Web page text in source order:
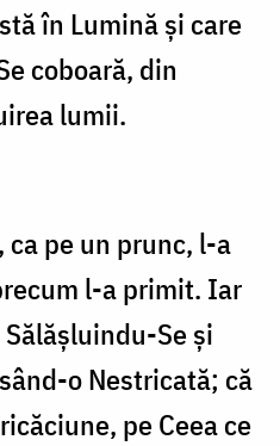
în Lumină şi care
coboară, din
lumii.
pe un prunc, l-a
l-a primit. Iar
Se şi
o Nestricată; că
pe Ceea ce